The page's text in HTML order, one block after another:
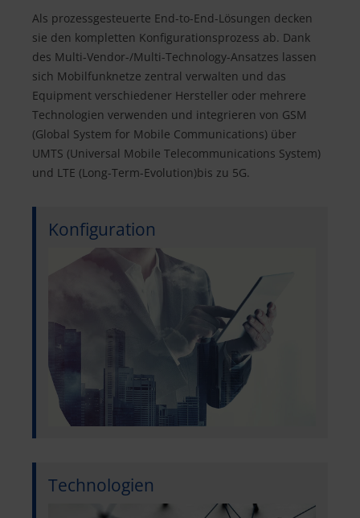
Als prozessgesteuerte End-to-End-Lösungen decken
sie den kompletten Konfigurationsprozess ab. Dank
des Multi-Vendor-/Multi-Technology-Ansatzes lassen
sich Mobilfunknetze zentral verwalten und das
Equipment verschiedener Hersteller oder mehrere
Technologien verwenden und integrieren von GSM
(Global System for Mobile Communications) über
UMTS (Universal Mobile Telecommunications System)
und LTE (Long-Term-Evolution)bis zu 5G.
Konfiguration
Technologien